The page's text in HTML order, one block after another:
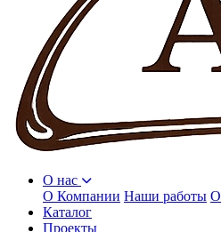
О нас
О Компании Наши работы
Каталог
Проекты